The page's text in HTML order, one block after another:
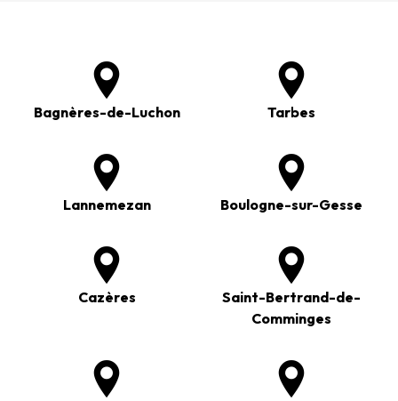
Bagnères-de-Luchon Tarbes
Lannemezan Boulogne-sur-Gesse
Cazères
Saint-Bertrand-de-
Comminges